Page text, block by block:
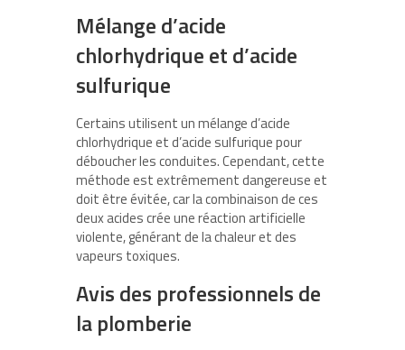
Mélange d’acide
chlorhydrique et d’acide
sulfurique
Certains utilisent un mélange d’acide
chlorhydrique et d’acide sulfurique pour
déboucher les conduites. Cependant, cette
méthode est extrêmement dangereuse et
doit être évitée, car la combinaison de ces
deux acides crée une réaction artificielle
violente, générant de la chaleur et des
vapeurs toxiques.
Avis des professionnels de
la plomberie